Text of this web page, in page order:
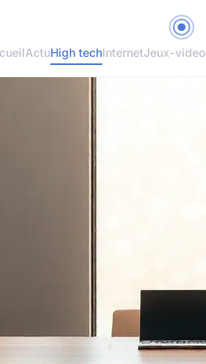
ActuHigh techInternetJeux-video